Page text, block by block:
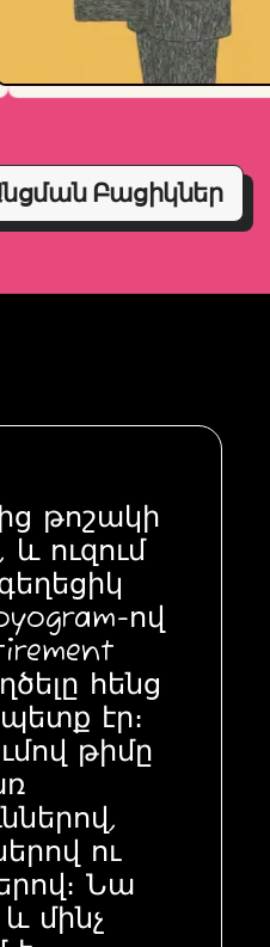
Բացիկներ
թոշակի
և ուզում
ով
հենց
էր։
թիմը
ու
Նա
մինչ